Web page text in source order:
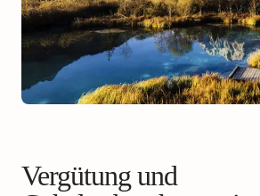
Vergütung und